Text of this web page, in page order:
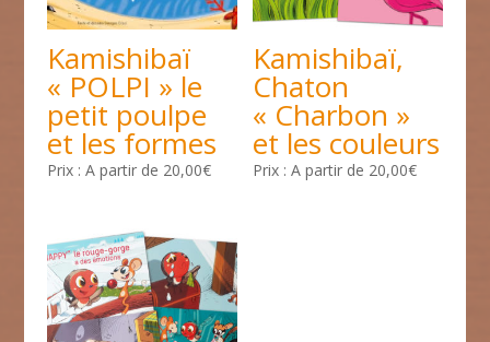
Kamishibaï
« POLPI » le
petit poulpe
et les formes
A partir de 20,00€
Kamishibaï,
Chaton
« Charbon »
et les couleurs
A partir de 20,00€